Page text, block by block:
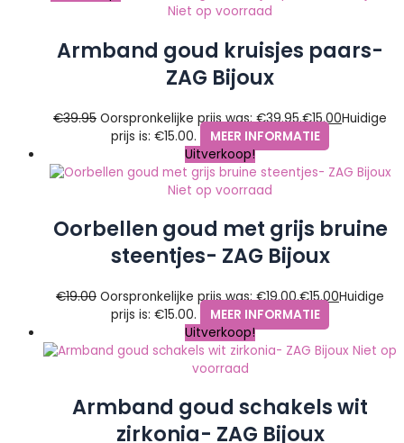
Niet op voorraad
Armband goud kruisjes paars-
ZAG Bijoux
€39.95 Oorspronkelijke prijs was: €39.95.€15.00Huidige
prijs is: €15.00.
MEER INFORMATIE
Uitverkoop!
Niet op voorraad
Oorbellen goud met grijs bruine
steentjes- ZAG Bijoux
€19.00 Oorspronkelijke prijs was: €19.00.€15.00Huidige
prijs is: €15.00.
MEER INFORMATIE
Uitverkoop!
Niet op
voorraad
Armband goud schakels wit
zirkonia- ZAG Bijoux